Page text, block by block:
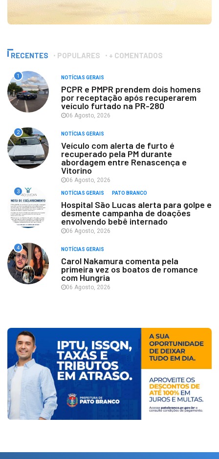
RECENTES POPULARES + COMENTADOS
1 NOTÍCIAS GERAIS
PCPR e PMPR prendem dois homens
por receptação após recuperarem
veículo furtado na PR-280
06 Agosto, 2026
2 NOTÍCIAS GERAIS
Veículo com alerta de furto é
recuperado pela PM durante
abordagem entre Renascença e
Vitorino
06 Agosto, 2026
3 NOTÍCIAS GERAIS PATO BRANCO
Hospital São Lucas alerta para golpe e
desmente campanha de doações
envolvendo bebê internado
06 Agosto, 2026
4 NOTÍCIAS GERAIS
Carol Nakamura comenta pela
primeira vez os boatos de romance
com Hungria
06 Agosto, 2026